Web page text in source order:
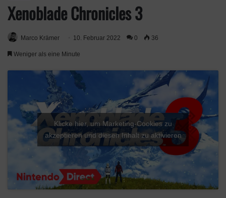
Xenoblade Chronicles 3
Marco Krämer 10. Februar 2022 0 36
Weniger als eine Minute
Klicke hier, um Marketing-Cookies zu
akzeptieren und diesen Inhalt zu aktivieren